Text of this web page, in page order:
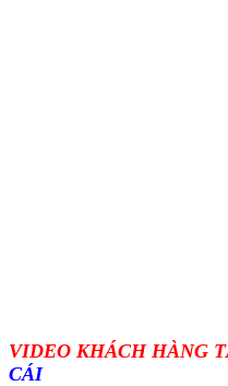
VIDEO KHÁCH HÀNG
CÁI